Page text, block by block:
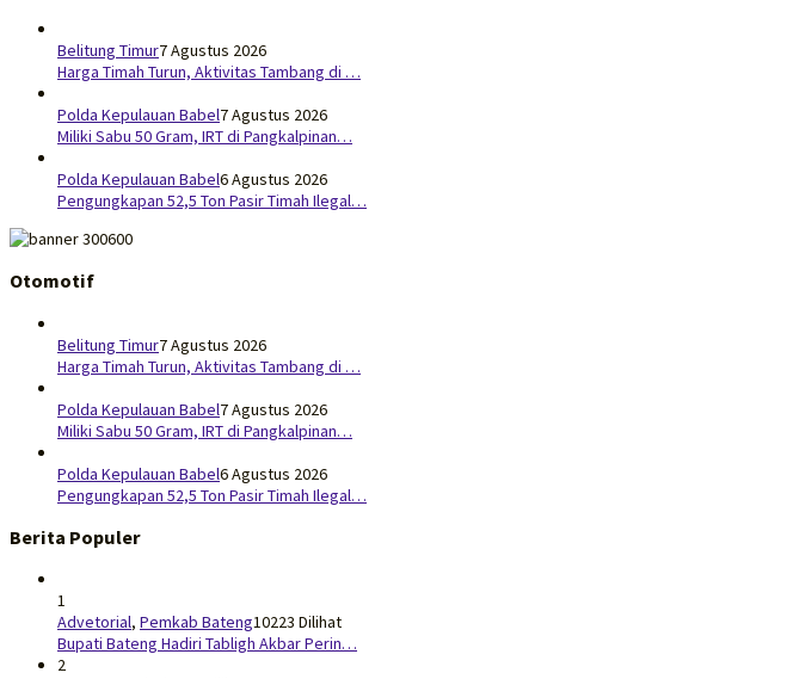
Belitung Timur7 Agustus 2026
Harga Timah Turun, Aktivitas Tambang di …
Polda Kepulauan Babel7 Agustus 2026
Miliki Sabu 50 Gram, IRT di Pangkalpinan…
Polda Kepulauan Babel6 Agustus 2026
Pengungkapan 52,5 Ton Pasir Timah Ilegal…
Otomotif
Belitung Timur7 Agustus 2026
Harga Timah Turun, Aktivitas Tambang di …
Polda Kepulauan Babel7 Agustus 2026
Miliki Sabu 50 Gram, IRT di Pangkalpinan…
Polda Kepulauan Babel6 Agustus 2026
Pengungkapan 52,5 Ton Pasir Timah Ilegal…
Berita Populer
1
Advetorial, Pemkab Bateng10223 Dilihat
Bupati Bateng Hadiri Tabligh Akbar Perin…
2